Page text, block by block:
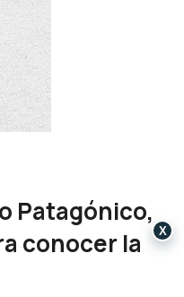
Patagónico,
conocer la
X